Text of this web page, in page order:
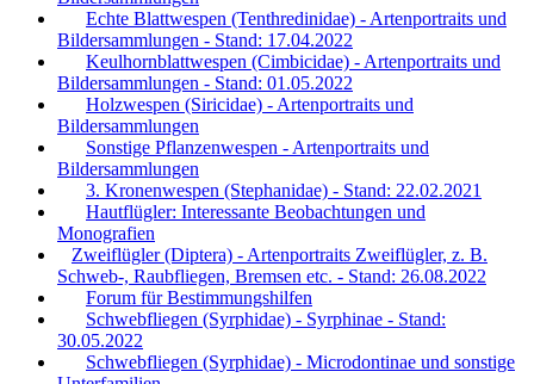
Echte Blattwespen (Tenthredinidae) - Artenportraits und
Bildersammlungen - Stand: 17.04.2022
Keulhornblattwespen (Cimbicidae) - Artenportraits und
Bildersammlungen - Stand: 01.05.2022
Holzwespen (Siricidae) - Artenportraits und
Bildersammlungen
Sonstige Pflanzenwespen - Artenportraits und
Bildersammlungen
3. Kronenwespen (Stephanidae) - Stand: 22.02.2021
Hautflügler: Interessante Beobachtungen und
Monografien
Zweiflügler (Diptera) - Artenportraits Zweiflügler, z. B.
Schweb-, Raubfliegen, Bremsen etc. - Stand: 26.08.2022
Forum für Bestimmungshilfen
Schwebfliegen (Syrphidae) - Syrphinae - Stand:
30.05.2022
Schwebfliegen (Syrphidae) - Microdontinae und sonstige